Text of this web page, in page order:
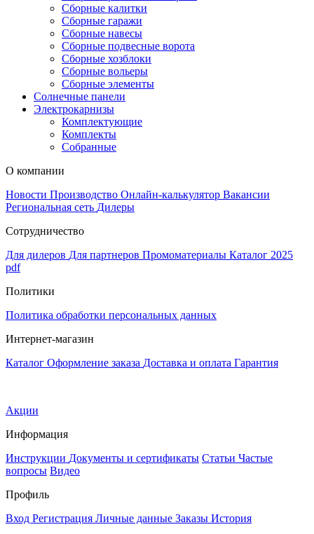
Сборные калитки
Сборные гаражи
Сборные навесы
Сборные подвесные ворота
Сборные хозблоки
Сборные вольеры
Сборные элементы
Солнечные панели
Электрокарнизы
Комплектующие
Комплекты
Собранные
О компании
Новости Производство Онлайн-калькулятор Вакансии
Региональная сеть Дилеры
Сотрудничество
Для дилеров Для партнеров Промоматериалы Каталог 2025
pdf
Политики
Политика обработки персональных данных
Интернет-магазин
Каталог Оформление заказа Доставка и оплата Гарантия
Акции
Информация
Инструкции Документы и сертификаты Статьи Частые
вопросы Видео
Профиль
Вход Регистрация Личные данные Заказы История